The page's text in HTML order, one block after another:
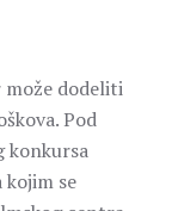
može dodeliti
Pod
konkursa
se